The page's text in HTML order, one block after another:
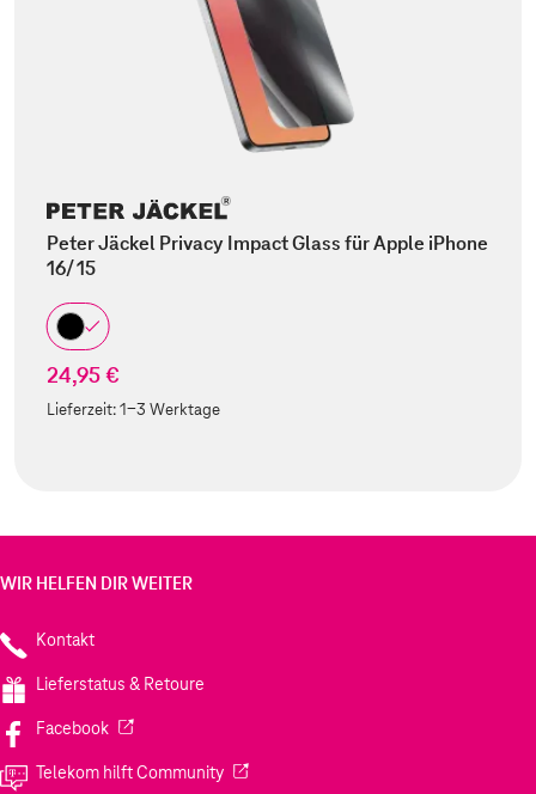
Peter Jäckel Privacy Impact Glass für Apple iPhone
16/ 15
24,95 €
Lieferzeit:1-3 Werktage
WIR HELFEN DIR WEITER
Kontakt
Lieferstatus & Retoure
Facebook(Wird in einem neuen Tab geöffnet)
Telekom hilft Community(Wird in einem neuen Tab geöffnet)